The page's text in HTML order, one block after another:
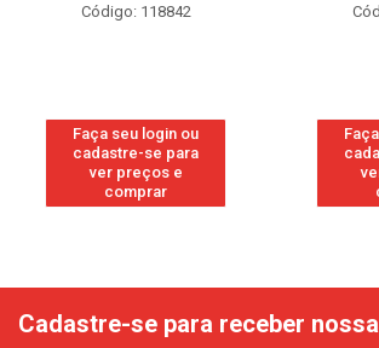
Código: 118842
Faça seu login ou
cadastre-se para
ver preços e
comprar
Cadastre-se para receber